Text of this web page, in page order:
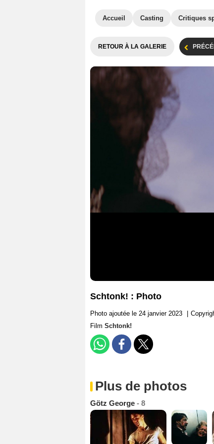
Accueil Casting Critiques
RETOUR À LA GALERIE
Schtonk! : Photo
Photo ajoutée le 24 janvier 2023
Film Schtonk!
Plus de photos
Götz George - 8